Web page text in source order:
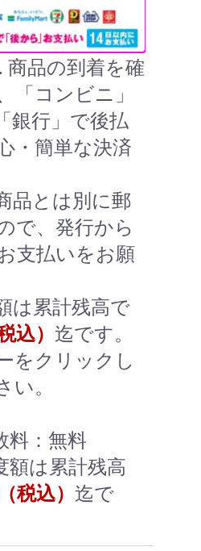
商品の到着を確
「コンビニ」
銀行」で後払
・簡単な決済
品とは別に郵
で、発行から
支払いをお願
は累計残高で
込） 迄です。
をクリックし
。
料：無料
額は累計残高
税込） 迄で